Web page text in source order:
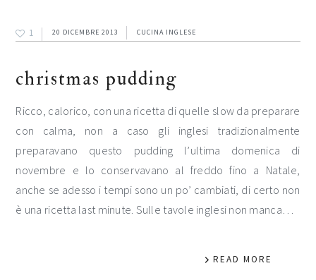
1 20 DICEMBRE 2013 CUCINA INGLESE
christmas pudding
Ricco, calorico, con una ricetta di quelle slow da preparare
con calma, non a caso gli inglesi tradizionalmente
preparavano questo pudding l’ultima domenica di
novembre e lo conservavano al freddo fino a Natale,
anche se adesso i tempi sono un po’ cambiati, di certo non
è una ricetta last minute. Sulle tavole inglesi non manca…
READ MORE